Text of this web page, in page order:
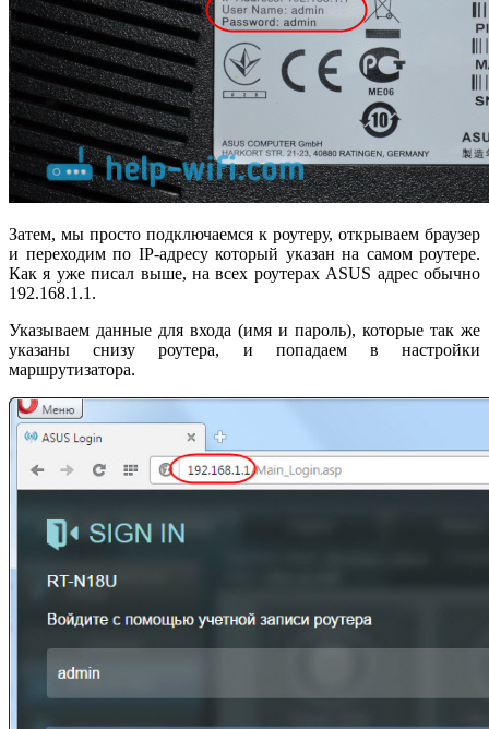
Затем, мы просто подключаемся к роутеру, открываем браузер
и переходим по IP-адресу который указан на самом роутере.
Как я уже писал выше, на всех роутерах ASUS адрес обычно
192.168.1.1.
Указываем данные для входа (имя и пароль), которые так же
указаны снизу роутера, и попадаем в настройки
маршрутизатора.